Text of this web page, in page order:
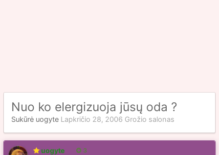
Nuo ko elergizuoja jūsų oda ?
Sukūrė uogyte Lapkričio 28, 2006 Grožio salonas
uogyte 3